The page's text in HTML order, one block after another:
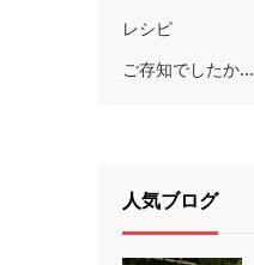
レシピ
ご存知でしたか...
人気ブログ